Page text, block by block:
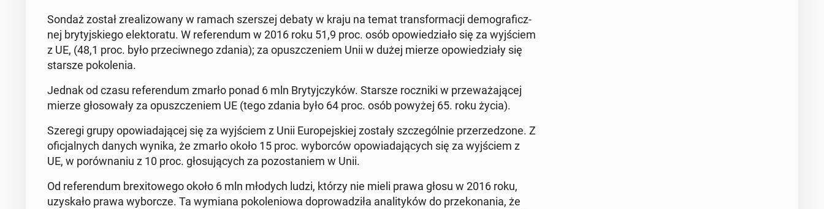
Sondaż został zre­ali­zo­wa­ny w ramach szer­szej debaty w kraju na temat trans­for­ma­cji de­mo­gra­ficz­
nej bry­tyj­skie­go elek­to­ra­tu. W re­fe­ren­dum w 2016 roku 51,9 proc. osób opo­wie­dzia­ło się za wyj­ściem
z UE, (48,1 proc. było prze­ciw­ne­go zdania); za opusz­cze­niem Unii w dużej mierze opo­wie­dzia­ły się
starsze po­ko­le­nia.
Jednak od czasu re­fe­ren­dum zmarło ponad 6 mln Bry­tyj­czy­ków. Starsze rocz­ni­ki w prze­wa­ża­ją­cej
mierze gło­so­wa­ły za opusz­cze­niem UE (tego zdania było 64 proc. osób powyżej 65. roku życia).
Szeregi grupy opo­wia­da­ją­cej się za wyj­ściem z Unii Eu­ro­pej­skiej zostały szcze­gól­nie prze­rze­dzo­ne. Z
ofi­cjal­nych danych wynika, że zmarło około 15 proc. wy­bor­ców opo­wia­da­ją­cych się za wyj­ściem z
UE, w po­rów­na­niu z 10 proc. gło­su­ją­cych za po­zo­sta­niem w Unii.
Od re­fe­ren­dum bre­xi­to­we­go około 6 mln młodych ludzi, którzy nie mieli prawa głosu w 2016 roku,
uzy­ska­ło prawa wy­bor­cze. Ta wymiana po­ko­le­nio­wa do­pro­wa­dzi­ła ana­li­ty­ków do prze­ko­na­nia, że